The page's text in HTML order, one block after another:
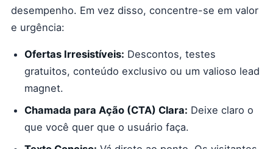
desempenho. Em vez disso, concentre-se em valor
e urgência:
Ofertas Irresistíveis: Descontos, testes
gratuitos, conteúdo exclusivo ou um valioso lead
magnet.
Chamada para Ação (CTA) Clara: Deixe claro o
que você quer que o usuário faça.